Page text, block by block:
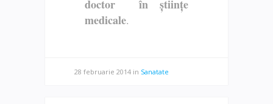
doctor în științe
medicale.
28 februarie 2014 in Sanatate